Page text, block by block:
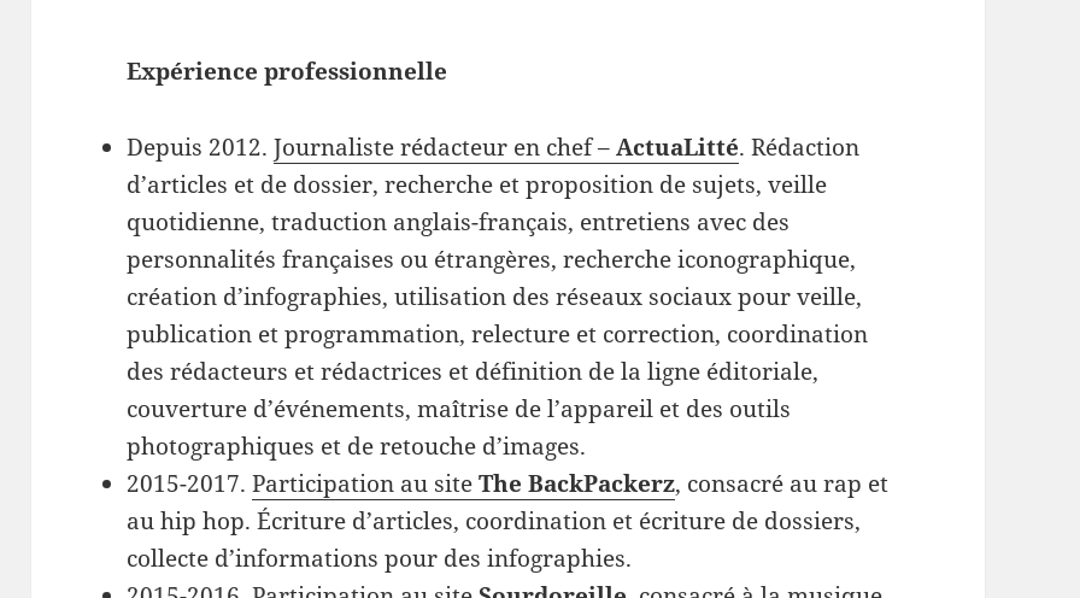
Expérience professionnelle
Depuis 2012.Journaliste rédacteur en chef –ActuaLitté. Rédaction
d’articles et de dossier, recherche et proposition de sujets, veille
quotidienne, traduction anglais-français, entretiens avec des
personnalités françaises ou étrangères, recherche iconographique,
création d’infographies, utilisation des réseaux sociaux pour veille,
publication et programmation, relecture et correction, coordination
des rédacteurs et rédactrices et définition de la ligne éditoriale,
couverture d’événements, maîtrise de l’appareil et des outils
photographiques et de retouche d’images.
2015-2017.Participation au siteThe BackPackerz, consacré au rap et
au hip hop. Écriture d’articles, coordination et écriture de dossiers,
collecte d’informations pour des infographies.